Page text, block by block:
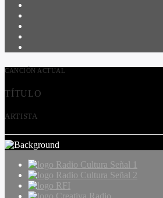
CANCIÓN ACTUAL
TÍTULO
ARTISTA
Radio Cultura Señal 1
Radio Cultura Señal 2
RFI